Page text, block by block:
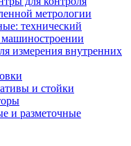
метрологии
технический
машиностроении
измерения внутренних
и стойки
и разметочные